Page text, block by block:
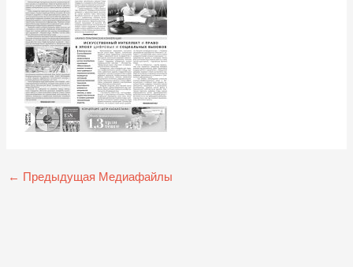
← Предыдущая Медиафайлы